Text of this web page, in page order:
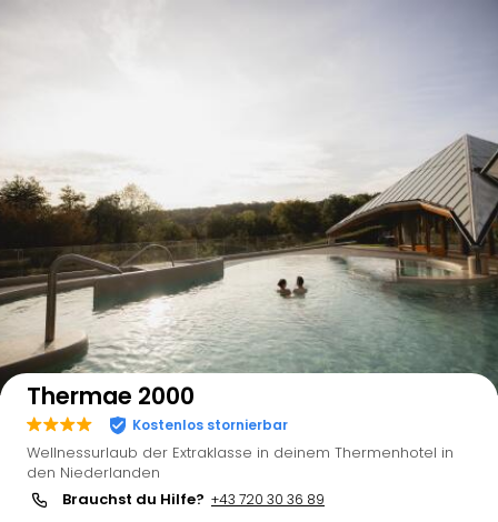
Auf der Karte anzeigen
Thermae 2000
Kostenlos stornierbar
Wellnessurlaub der Extraklasse in deinem Thermenhotel in
den Niederlanden
Brauchst du Hilfe? +43 720 30 36 89